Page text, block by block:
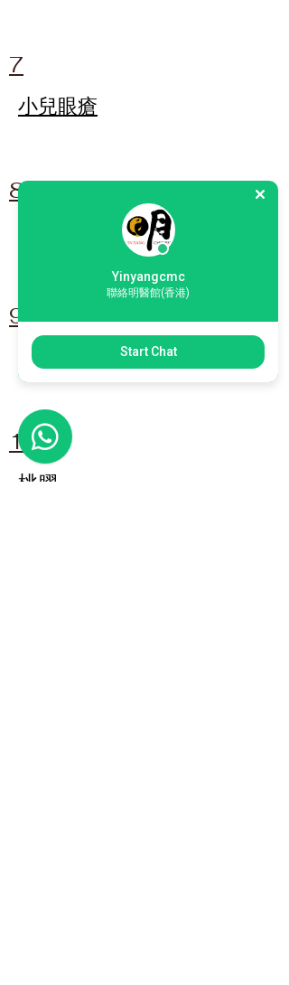
7
小兒眼瘡
8
9
春天茶療
10
桃膠
Yinyangcmc
聯絡明醫館(香港)
Start Chat